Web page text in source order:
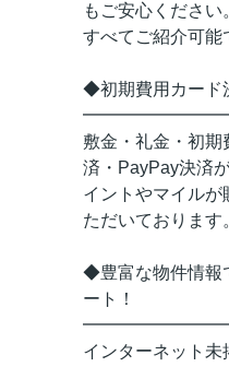
もご安心ください
すべてご紹介可能
◆初期費用カード
敷金・礼金・初
済・PayPay決済
イントやマイルが
ただいております
◆豊富な物件情報
ート！
インターネット未